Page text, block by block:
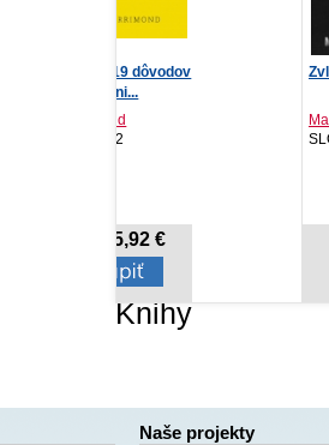
Zvláštne šťastie
Maxim E. Matkin
Cena od:
Knihy
Naše projekty